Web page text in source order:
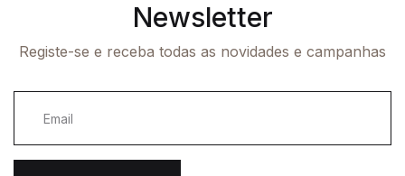
Newsletter
Registe-se e receba todas as novidades e campanhas